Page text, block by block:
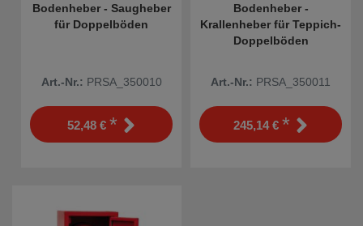
Bodenheber - Saugheber
für Doppelböden
Art.-Nr.: PRSA_350010
52,48 € *
Bodenheber -
Krallenheber für Teppich-
Doppelböden
Art.-Nr.: PRSA_350011
245,14 € *